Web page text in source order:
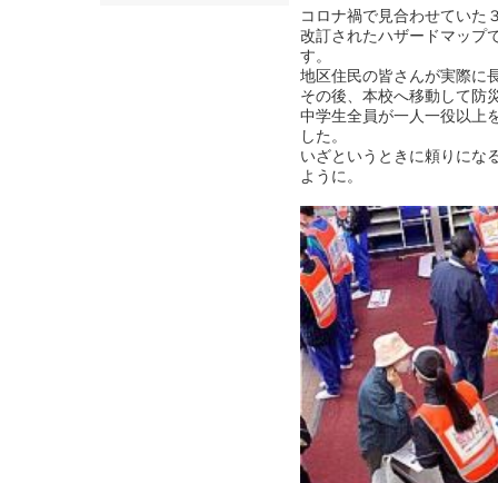
コロナ禍で見合わせていた
改訂されたハザードマップ
す。
地区住民の皆さんが実際に
その後、本校へ移動して防
中学生全員が一人一役以上
した。
いざというときに頼りにな
ように。